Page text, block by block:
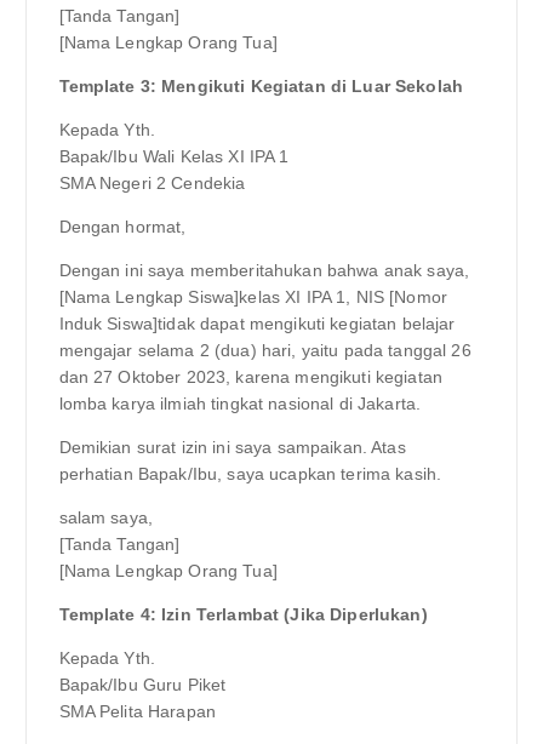
[Tanda Tangan]
[Nama Lengkap Orang Tua]
Template 3: Mengikuti Kegiatan di Luar Sekolah
Kepada Yth.
Bapak/Ibu Wali Kelas XI IPA 1
SMA Negeri 2 Cendekia
Dengan hormat,
Dengan ini saya memberitahukan bahwa anak saya,
[Nama Lengkap Siswa]kelas XI IPA 1, NIS [Nomor
Induk Siswa]tidak dapat mengikuti kegiatan belajar
mengajar selama 2 (dua) hari, yaitu pada tanggal 26
dan 27 Oktober 2023, karena mengikuti kegiatan
lomba karya ilmiah tingkat nasional di Jakarta.
Demikian surat izin ini saya sampaikan. Atas
perhatian Bapak/Ibu, saya ucapkan terima kasih.
salam saya,
[Tanda Tangan]
[Nama Lengkap Orang Tua]
Template 4: Izin Terlambat (Jika Diperlukan)
Kepada Yth.
Bapak/Ibu Guru Piket
SMA Pelita Harapan